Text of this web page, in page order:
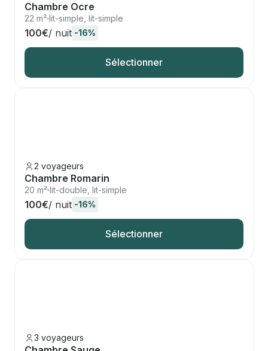
Chambre Ocre
22 m² lit-simple, lit-simple
100€/ nuit -16%
Sélectionner
2 voyageurs
Chambre Romarin
20 m² lit-double, lit-simple
100€/ nuit -16%
Sélectionner
3 voyageurs